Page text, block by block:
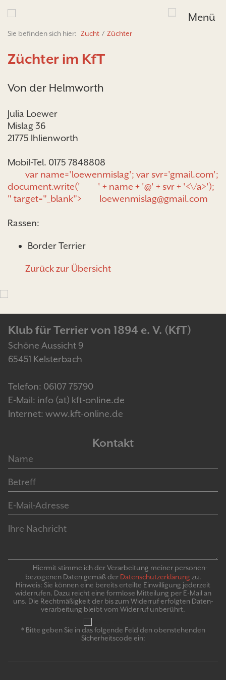
Menü
Sie befinden sich hier: Zucht / Züchter
Züchter im KfT
Von der Helmworth
Julia Loewer
Mislag 36
21775 Ihlienworth
Mobil-Tel. 0175 7848808
var name='loewenmislag'; var svr='gmail.com';
document.write('
' + name + '@' + svr + '<\/a>');
" target="_blank">
loewenmislag@gmail.com
Rassen:
Border Terrier
Zurück zur Übersicht
Klub für Terrier von 1894 e. V. (KfT)
Schöne Aussicht 9
65451 Kelsterbach
Telefon: 06107 75790
E-Mail: info (at) kft-online.de
Internet: www.kft-online.de
Kontakt
Hiermit stimme ich der Verarbeitung meiner personen­
bezogenen Daten gemäß der Daten­schutz­er­klär­ung zu.
Hinweis: Sie können eine bereits erteilte Ein­willigung jeder­zeit
widerrufen. Dazu reicht eine formlose Mitteilung per E-Mail an
uns. Die Recht­mäßigkeit der bis zum Widerruf erfolgten Daten­
verarbeitung bleibt vom Wider­ruf un­be­rührt.
* Bitte geben Sie in das folgende Feld den obenstehenden
Sicherheitscode ein: